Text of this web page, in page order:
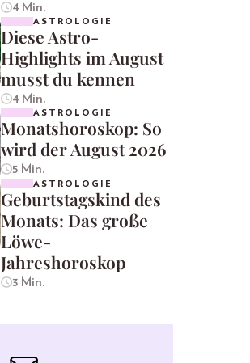
4 Min.
ASTROLOGIE
Diese Astro-
Highlights im August
musst du kennen
4 Min.
ASTROLOGIE
Monatshoroskop: So
wird der August 2026
5 Min.
ASTROLOGIE
Geburtstagskind des
Monats: Das große
Löwe-
Jahreshoroskop
3 Min.